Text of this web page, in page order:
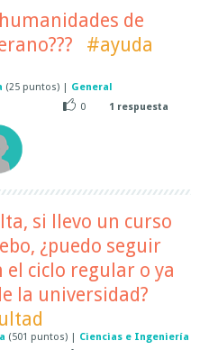
de
#ayuda
(25 puntos) | General
0
1 respuesta
si llevo un curso
¿puedo seguir
ciclo regular o ya
la universidad?
(501 puntos) | Ciencias e Ingeniería